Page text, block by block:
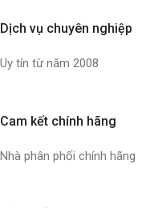
Dịch vụ chuyên nghiệp
Uy tín từ năm 2008
Cam kết chính hãng
Nhà phân phối chính hãng